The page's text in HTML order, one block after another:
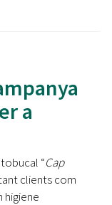
a
“Cap
clients com
higiene